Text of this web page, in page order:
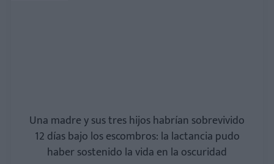
Una madre y sus tres hijos habrían sobrevivido
12 días bajo los escombros: la lactancia pudo
haber sostenido la vida en la oscuridad